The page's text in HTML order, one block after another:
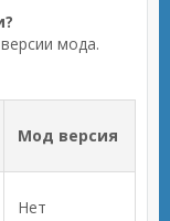
мода.
Мод версия
Нет